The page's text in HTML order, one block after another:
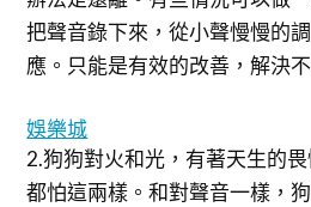
把聲音錄下來，從小聲慢慢的
應。只能是有效的改善，解決
娛樂城
2.狗狗對火和光，有著天生的
都怕這兩樣。和對聲音一樣，